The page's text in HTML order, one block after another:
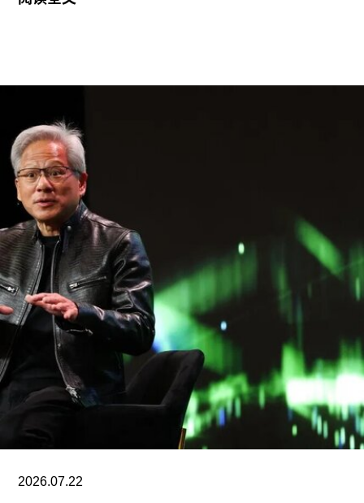
是其卓越的策展履历，以及能够为三年展带来崭新
间，他曾担任新加坡国家美术馆高级策展人，此后
部主管。2015年，他策划了第56届威尼斯双年展新
加坡馆。穆斯塔法还于2018年共同策划了达卡艺术
峰会，目前他正参与筹备将于2026年11月在多哈举
行的首届卡塔尔鲁拜亚四年展（Rubaiya
Qatar）。2017年至2022年，他曾担任柏林世界文
化宫（Haus der Kulturen der Welt）项目委员会成
员。自2025年起，他还担任国际现代艺术博物馆与
收藏委员会（CIMAM）理事。
上一届爱知三年展于2025年举行，主题为“灰烬与
蔷薇之间的时光”（A Time Between Ashes and
Roses），由沙迦艺术基金会主席兼创始人胡尔·卡
西米（Hoor Al Qasimi）担任艺术总监。
2026.07.22